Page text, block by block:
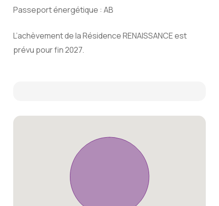
Passeport énergétique : AB
L’achèvement de la Résidence RENAISSANCE est
prévu pour fin 2027.